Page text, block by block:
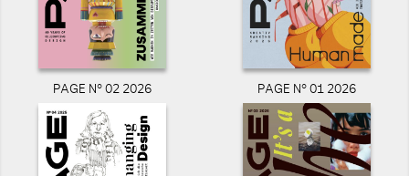
PAGE N° 02 2026 PAGE N° 01 2026